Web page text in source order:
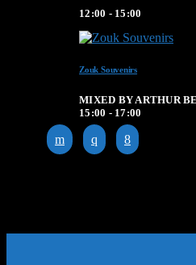
12:00 - 15:00
Zouk Souvenirs
MIXED BY ARTHUR
15:00 - 17:00